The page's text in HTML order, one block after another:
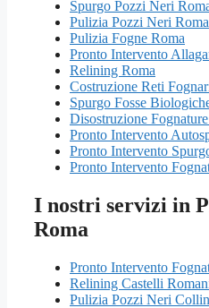
Spurgo Pozzi Neri
Pulizia Pozzi Neri Roma
Pulizia Fogne Roma
Pronto Intervento
Relining Roma
Costruzione Reti
Spurgo Fosse
Disostruzione
Pronto Intervento
Pronto Intervento
Pronto Intervento
I nostri servizi in
Roma
Pronto Intervento
Relining Castelli
Pulizia Pozzi Neri